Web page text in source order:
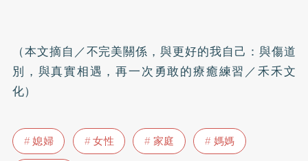
（本文摘自／不完美關係，與更好的我自己：與傷道
別，與真實相遇，再一次勇敢的療癒練習／禾禾文
化）
媳婦 女性 家庭
媽媽